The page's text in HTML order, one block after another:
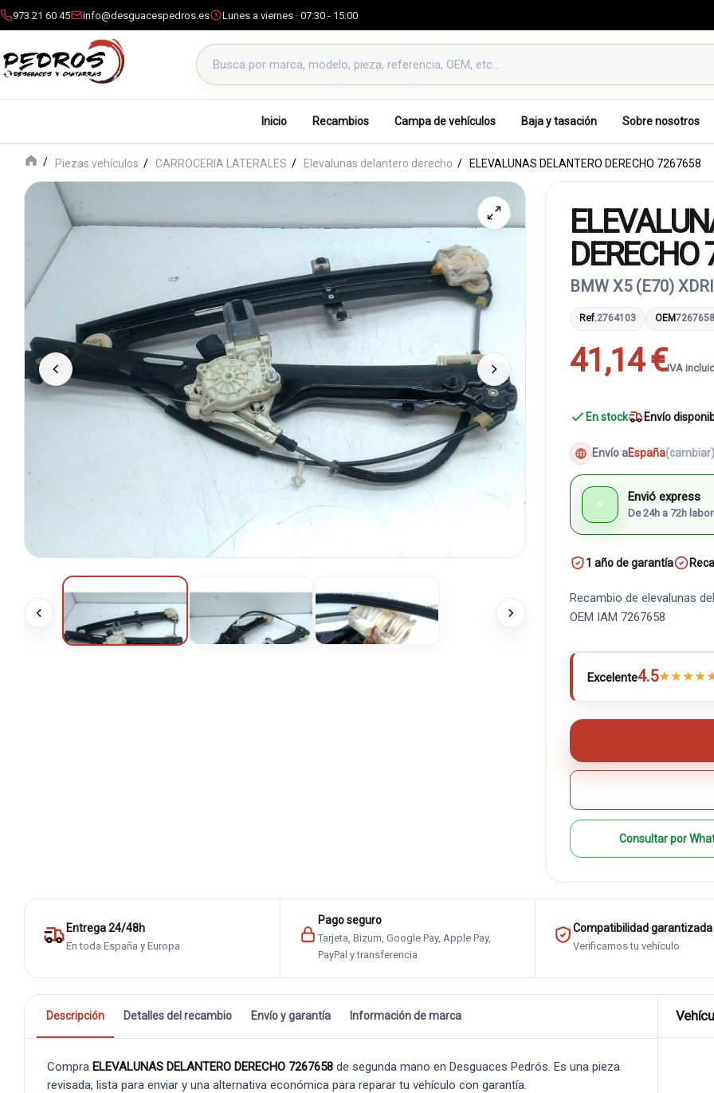
973 21 60 45 info@desguacespedros.es Lunes a viernes · 07:30 - 15:00
Buscar productos
Inicio Recambios Campa de vehículos Baja y tasación Sobre nosotros
Piezas vehículos CARROCERIA LATERALES Elevalunas delantero derecho ELEVALUNAS DELANTERO DERECHO 7267658
BMW X5 (E70)
Ref.2764103 OEM7267658
41,14 €IVA
En stock Envío
Envío aEspaña(cambiar)
⚡ Envió express
De 24h a 72h
1 año de garantía
Recambio de elevalunas
OEM IAM 7267658
Excelente4.5★★★★
Consultar por
Entrega 24/48h
En toda España y Europa
Pago seguro
Tarjeta, Bizum, Google Pay, Apple Pay,
PayPal y transferencia
Compatibilidad garantizada
Verificamos tu vehículo
Descripción Detalles del recambio Envío y garantía Información de marca
Compra ELEVALUNAS DELANTERO DERECHO 7267658 de segunda mano en Desguaces Pedrós. Es una pieza
revisada, lista para enviar y una alternativa económica para reparar tu vehículo con garantía.